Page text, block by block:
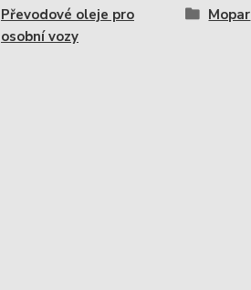
Převodové oleje pro
osobní vozy
Mopar